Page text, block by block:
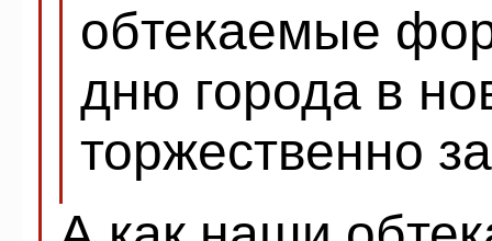
обтекаемые
дню города в
торжественно